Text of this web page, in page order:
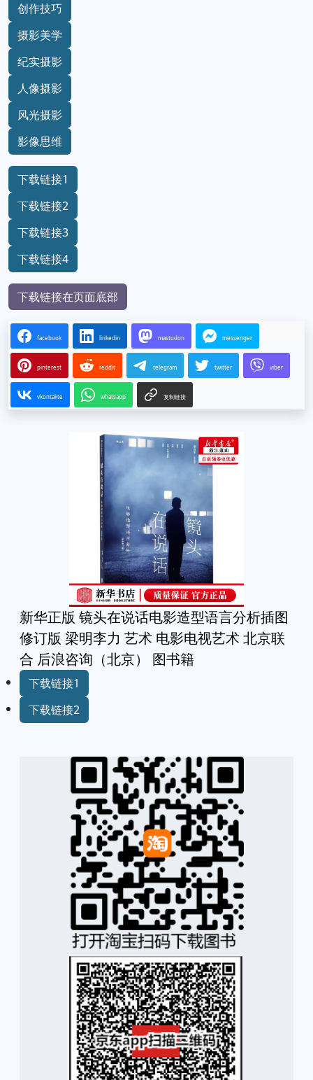
创作技巧
摄影美学
纪实摄影
人像摄影
风光摄影
影像思维
下载链接1
下载链接2
下载链接3
下载链接4
下载链接在页面底部
facebook linkedin mastodon messenger
pinterest reddit telegram twitter viber
vkontakte whatsapp 复制链接
新华正版 镜头在说话电影造型语言分析插图
修订版 梁明李力 艺术 电影电视艺术 北京联
合 后浪咨询（北京） 图书籍
下载链接1
下载链接2